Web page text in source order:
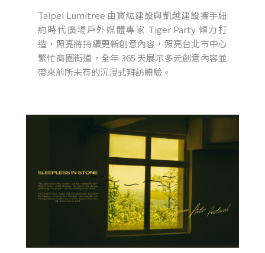
Taipei Lumitree 由寶紘建設與凱越建設攜手紐
約時代廣場戶外媒體專家 Tiger Party 傾力打
造，照亮將持續更新創意內容，照亮台北市中心
繁忙商圈街道，全年 365 天展示多元創意內容並
帶來前所未有的沉浸式拜訪體驗。